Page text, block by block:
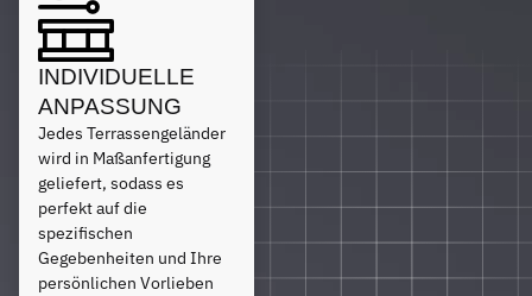
INDIVIDUELLE
ANPASSUNG
Jedes Terrassengeländer
wird in Maßanfertigung
geliefert, sodass es
perfekt auf die
spezifischen
Gegebenheiten und Ihre
persönlichen Vorlieben